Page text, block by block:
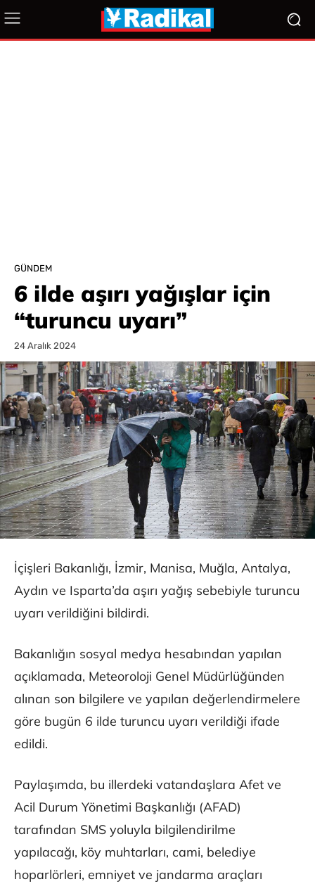
GÜNDEM
6 ilde aşırı yağışlar için
“turuncu uyarı”
24 Aralık 2024
İçişleri Bakanlığı, İzmir, Manisa, Muğla, Antalya,
Aydın ve Isparta’da aşırı yağış sebebiyle turuncu
uyarı verildiğini bildirdi.
Bakanlığın sosyal medya hesabından yapılan
açıklamada, Meteoroloji Genel Müdürlüğünden
alınan son bilgilere ve yapılan değerlendirmelere
göre bugün 6 ilde turuncu uyarı verildiği ifade
edildi.
Paylaşımda, bu illerdeki vatandaşlara Afet ve
Acil Durum Yönetimi Başkanlığı (AFAD)
tarafından SMS yoluyla bilgilendirilme
yapılacağı, köy muhtarları, cami, belediye
hoparlörleri, emniyet ve jandarma araçları